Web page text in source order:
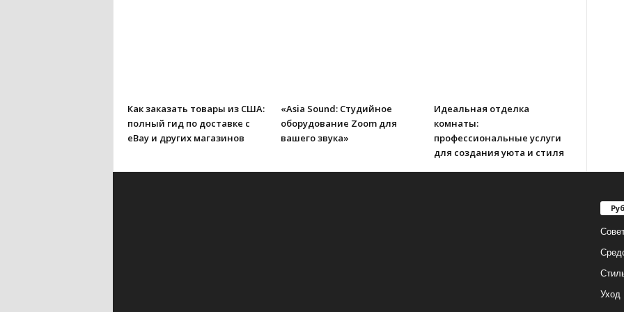
Как заказать товары из США:
полный гид по доставке с
eBay и других магазинов
«Asia Sound: Студийное
оборудование Zoom для
вашего звука»
Идеальная отделка
комнаты:
профессиональные услуги
для создания уюта и стиля
Уход